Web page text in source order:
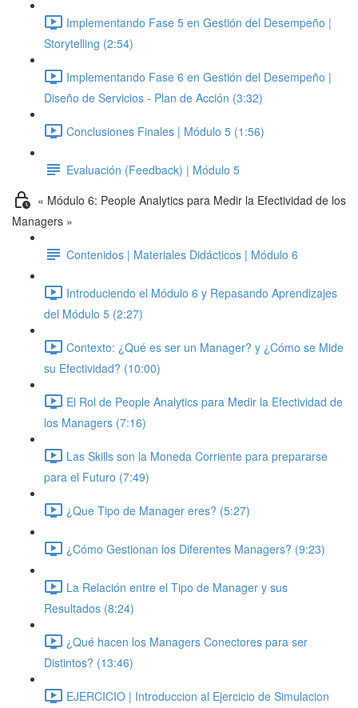
Implementando Fase 5 en Gestión del Desempeño |
Storytelling (2:54)
Implementando Fase 6 en Gestión del Desempeño |
Diseño de Servicios - Plan de Acción (3:32)
Conclusiones Finales | Módulo 5 (1:56)
Evaluación (Feedback) | Módulo 5
« Módulo 6: People Analytics para Medir la Efectividad de los
Managers »
Contenidos | Materiales Didácticos | Módulo 6
Introduciendo el Módulo 6 y Repasando Aprendizajes
del Módulo 5 (2:27)
Contexto: ¿Qué es ser un Manager? y ¿Cómo se Mide
su Efectividad? (10:00)
El Rol de People Analytics para Medir la Efectividad de
los Managers (7:16)
Las Skills son la Moneda Corriente para prepararse
para el Futuro (7:49)
¿Que Tipo de Manager eres? (5:27)
¿Cómo Gestionan los Diferentes Managers? (9:23)
La Relación entre el Tipo de Manager y sus
Resultados (8:24)
¿Qué hacen los Managers Conectores para ser
Distintos? (13:46)
EJERCICIO | Introduccion al Ejercicio de Simulacion